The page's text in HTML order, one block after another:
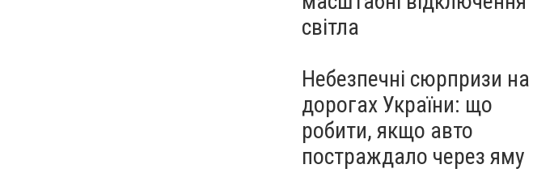
світла
Небезпечні сюрпризи на
дорогах України: що
робити, якщо авто
постраждало через яму